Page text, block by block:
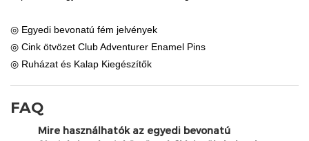
◎ Egyedi bevonatú fém jelvények
◎ Cink ötvözet Club Adventurer Enamel Pins
◎ Ruházat és Kalap Kiegészítők
FAQ
Mire használhatók az egyedi bevonatú